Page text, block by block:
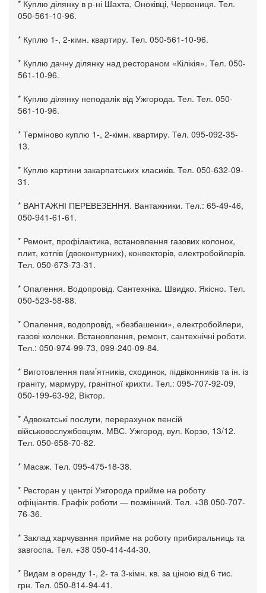
* Куплю ділянку в р-ні Шахта, Оноківці, Червениця. Тел.
050-561-10-96.
* Куплю 1-, 2-кімн. квартиру. Тел. 050-561-10-96.
* Куплю дачну ділянку над рестораном «Кілікія». Тел. 050-
561-10-96.
* Куплю ділянку неподалік від Ужгорода. Тел. Тел. 050-
561-10-96.
* Терміново куплю 1-, 2-кімн. квартиру. Тел. 095-092-35-
13.
* Куплю картини закарпатських класиків. Тел. 050-632-09-
31.
* ВАНТАЖНІ ПЕРЕВЕЗЕННЯ. Вантажники. Тел.: 65-49-46,
050-941-61-61.
* Ремонт, профілактика, встановлення газових колонок,
плит, котлів (двоконтурних), конвекторів, електробойлерів.
Тел. 050-673-73-31.
* Опалення. Водопровід. Сантехніка. Швидко. Якісно. Тел.
050-523-58-88.
* Опалення, водопровід, «безбашенки», електробойлери,
газові колонки. Встановлення, ремонт, сантехнічні роботи.
Тел.: 050-974-99-73, 099-240-09-84.
* Виготовлення пам’ятників, сходинок, підвіконників та ін. із
граніту, мармуру, гранітної крихти. Тел.: 095-707-92-09,
050-199-63-92, Віктор.
* Адвокатські послуги, перерахунок пенсій
військовослужбовцям, МВС. Ужгород, вул. Корзо, 13/12.
Тел. 050-658-70-82.
* Масаж. Тел. 095-475-18-38.
* Ресторан у центрі Ужгорода прийме на роботу
офіціантів. Графік роботи — позмінний. Тел. +38 050-707-
76-36.
* Заклад харчування прийме на роботу прибиральниць та
завгоспа. Тел. +38 050-414-44-30.
* Видам в оренду 1-, 2- та 3-кімн. кв. за ціною від 6 тис.
грн. Тел. 050-814-94-41.